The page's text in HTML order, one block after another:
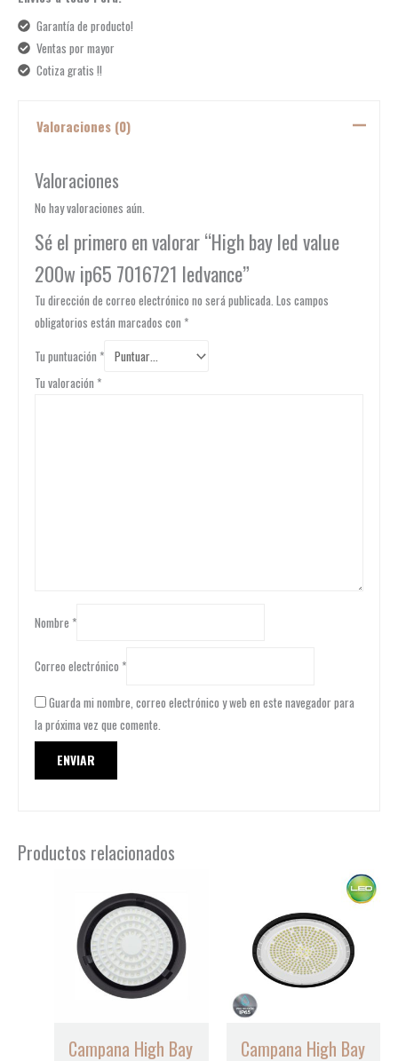
Garantía de producto!
Ventas por mayor
Cotiza gratis !!
Valoraciones (0)
Valoraciones
No hay valoraciones aún.
Sé el primero en valorar “High bay led value
200w ip65 7016721 ledvance”
Tu dirección de correo electrónico no será publicada. Los campos
obligatorios están marcados con *
Tu puntuación *
Tu valoración *
Nombre *
Correo electrónico *
Guarda mi nombre, correo electrónico y web en este navegador para
la próxima vez que comente.
Productos relacionados
Campana High Bay Campana High Bay